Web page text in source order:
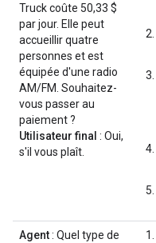
Truck coûte 50,33 $
par jour. Elle peut
accueillir quatre
personnes et est
équipée d'une radio
AM/FM. Souhaitez-
vous passer au
paiement ?
Utilisateur final : Oui,
s'il vous plaît.
Agent: Quel type de